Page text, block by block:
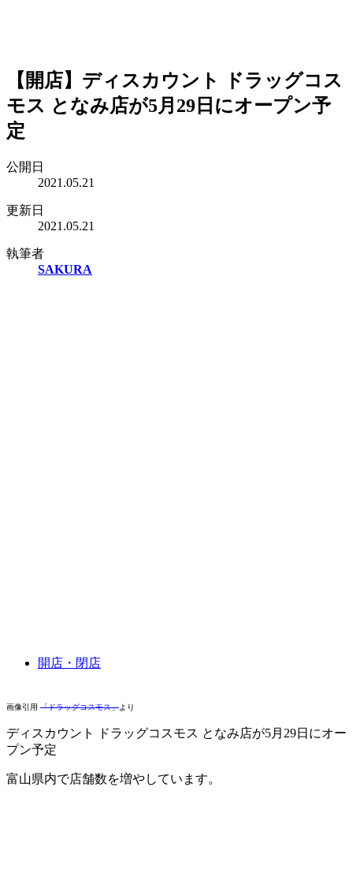
【開店】ディスカウント ドラッグコス
モス となみ店が5月29日にオープン予
定
公開日
2021.05.21
更新日
2021.05.21
執筆者
SAKURA
開店・閉店
画像引用 「ドラッグコスモス」より
ディスカウント ドラッグコスモス となみ店が5月29日にオー
プン予定
富山県内で店舗数を増やしています。